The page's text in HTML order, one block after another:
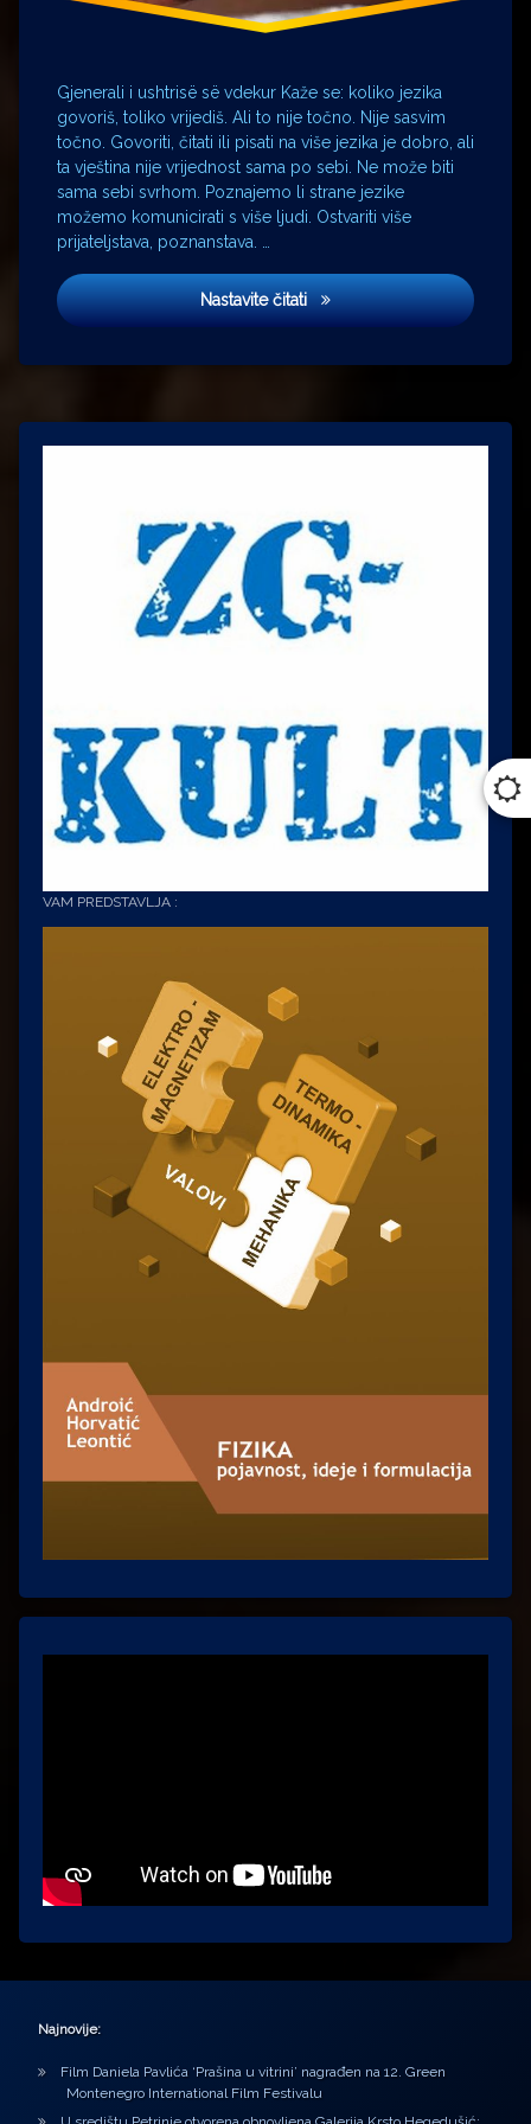
Gjenerali i ushtrisë së vdekur Kaže se: koliko jezika
govoriš, toliko vrijediš. Ali to nije točno. Nije sasvim
točno. Govoriti, čitati ili pisati na više jezika je dobro, ali
ta vještina nije vrijednost sama po sebi. Ne može biti
sama sebi svrhom. Poznajemo li strane jezike
možemo komunicirati s više ljudi. Ostvariti više
prijateljstava, poznanstava. …
Nastavite čitatiGeneral mrtve vojske
VAM PREDSTAVLJA :
Najnovije:
Film Daniela Pavlića ‘Prašina u vitrini’ nagrađen na 12. Green
Montenegro International Film Festivalu